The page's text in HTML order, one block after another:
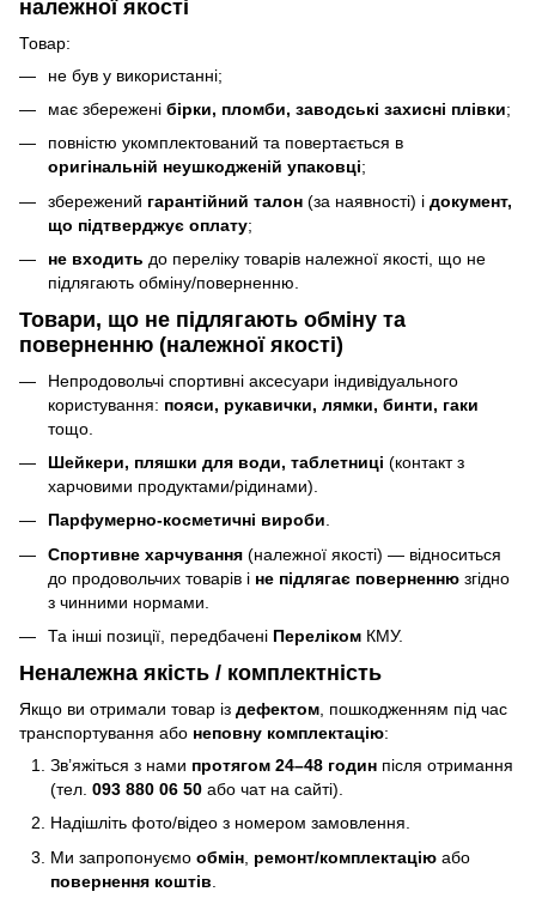
належної якості
Товар:
не був у використанні;
має збережені бірки, пломби, заводські захисні плівки;
повністю укомплектований та повертається в
оригінальній неушкодженій упаковці;
збережений гарантійний талон (за наявності) і документ,
що підтверджує оплату;
не входить до переліку товарів належної якості, що не
підлягають обміну/поверненню.
Товари, що не підлягають обміну та
поверненню (належної якості)
Непродовольчі спортивні аксесуари індивідуального
користування: пояси, рукавички, лямки, бинти, гаки
тощо.
Шейкери, пляшки для води, таблетниці (контакт з
харчовими продуктами/рідинами).
Парфумерно-косметичні вироби.
Спортивне харчування (належної якості) — відноситься
до продовольчих товарів і не підлягає поверненню згідно
з чинними нормами.
Та інші позиції, передбачені Переліком КМУ.
Неналежна якість / комплектність
Якщо ви отримали товар із дефектом , пошкодженням під час
транспортування або неповну комплектацію:
Зв’яжіться з нами протягом 24–48 годин після отримання
(тел. 093 880 06 50 або чат на сайті).
Надішліть фото/відео з номером замовлення.
Ми запропонуємо обмін ремонт/комплектацію або
повернення коштів